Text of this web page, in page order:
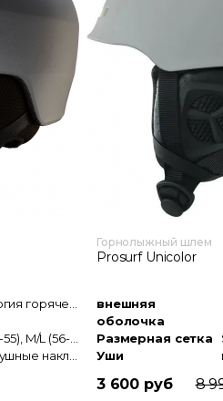
XS/S (52-55), M/L (56-59), XL/XXL (60-63)
Горнолыжный шлем
Prosurf Unicolor
внешняя
оболочка
Размерная сетка
Уши
3 600 руб 8